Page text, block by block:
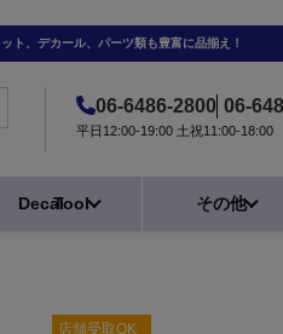
ト、デカール、パーツ類も豊富に品揃え！
06-6486-2800 06-
平日12:00-19:00 土祝11:00-18:00
DecalTool その他
店舗受取OK